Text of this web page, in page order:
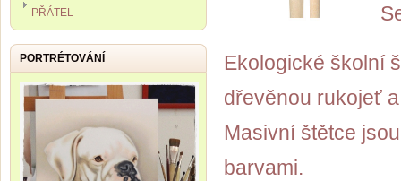
Ekologické školní
dřevěnou rukojeť
Masivní štětce
barvami.
PŘÁTEL
PORTRÉTOVÁNÍ